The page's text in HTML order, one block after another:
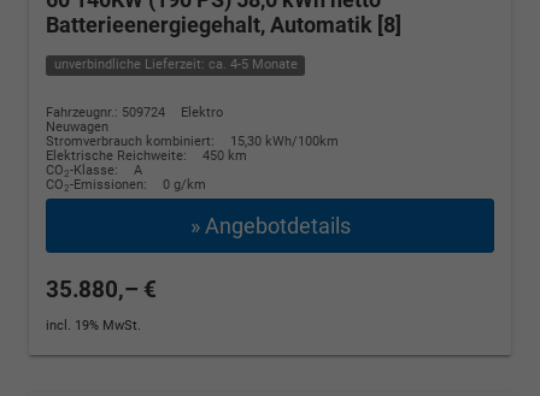
Batterieenergiegehalt, Automatik [8]
unverbindliche Lieferzeit: ca. 4-5 Monate
Fahrzeugnr.: 509724
Elektro
Neuwagen
Stromverbrauch kombiniert:
15,30 kWh/100km
Elektrische Reichweite:
450 km
CO2-Klasse:
A
CO2-Emissionen: 0 g/km
» Angebotdetails
35.880,– €
incl. 19% MwSt.